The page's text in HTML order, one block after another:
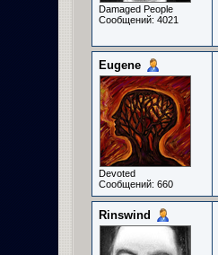
Damaged People
Сообщений: 4021
Eugene
Devoted
Сообщений: 660
Rinswind